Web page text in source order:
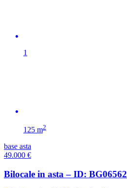
1
125 m2
base asta
49.000 €
Bilocale in asta – ID: BG06562